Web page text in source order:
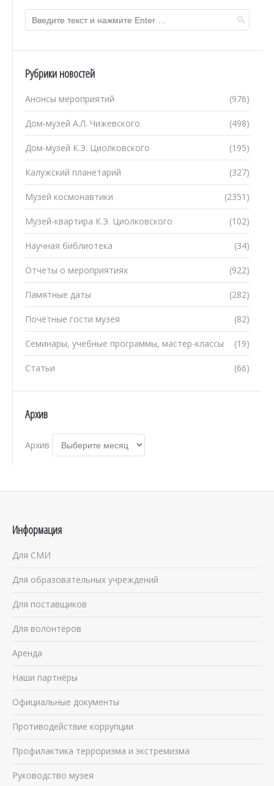
Рубрики новостей
(976)
Анонсы мероприятий
(498)
Дом-музей А.Л. Чижевского
(195)
Дом-музей К.Э. Циолковского
(327)
Калужский планетарий
(2351)
Музей космонавтики
(102)
Музей-квартира К.Э. Циолковского
(34)
Научная библиотека
(922)
Отчеты о мероприятиях
(282)
Памятные даты
(82)
Почётные гости музея
(19)
Семинары, учебные программы, мастер-классы
(66)
Статьи
Архив
Архив
Информация
Для СМИ
Для образовательных учреждений
Для поставщиков
Для волонтёров
Аренда
Наши партнёры
Официальные документы
Противодействие коррупции
Профилактика терроризма и экстремизма
Руководство музея